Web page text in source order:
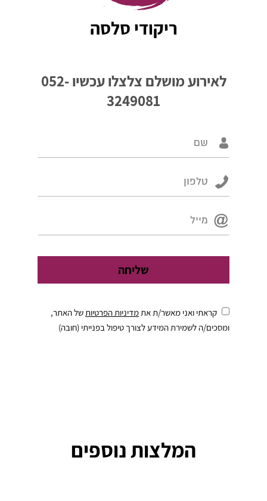
ריקודי סלסה
לאירוע מושלם צלצלו עכשיו052-
3249081
קראתי ואני מאשר/ת אתמדיניות הפרטיותשל האתר,
ומסכים/ה לשמירת המידע לצורך טיפול בפנייתי (חובה)
המלצות נוספים